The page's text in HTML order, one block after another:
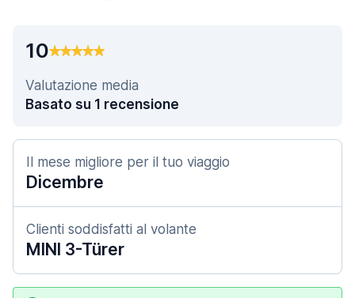
10
Valutazione media
Basato su 1 recensione
Il mese migliore per il tuo viaggio
Dicembre
Clienti soddisfatti al volante
MINI 3-Türer